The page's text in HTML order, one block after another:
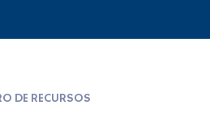
DE RECURSOS